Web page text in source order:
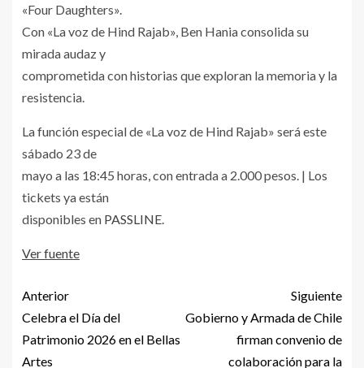
«Four Daughters».
Con «La voz de Hind Rajab», Ben Hania consolida su
mirada audaz y
comprometida con historias que exploran la memoria y la
resistencia.
La función especial de «La voz de Hind Rajab» será este
sábado 23 de
mayo a las 18:45 horas, con entrada a 2.000 pesos. | Los
tickets ya están
disponibles en PASSLINE
Ver fuente
Anterior
Celebra el Día del
Patrimonio 2026 en el Bellas
Artes
Siguiente
Gobierno y Armada de Chile
firman convenio de
colaboración para la